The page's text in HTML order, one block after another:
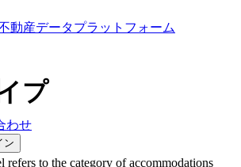
動産データプラットフォーム
わせ
ン
プ
refers to the category of accommodations